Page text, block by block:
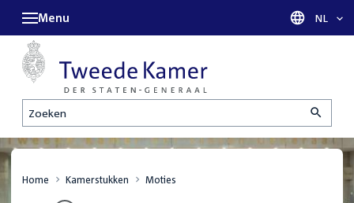
Zoeken
Menu Taal
NL
Home Kamerstukken Moties